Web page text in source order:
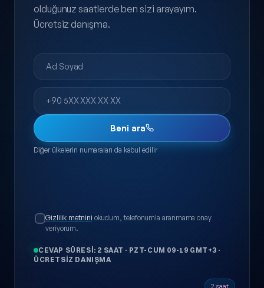
olduğunuz saatlerde ben sizi arayayım.
Ücretsiz danışma.
Ad Soyad
Telefon
Beni ara
Diğer ülkelerin numaraları da kabul edilir
Gizlilik metnini okudum, telefonumla aranmama onay
veriyorum.
CEVAP SÜRESI: 2 SAAT · PZT-CUM 09-19 GMT+3 ·
ÜCRETSIZ DANIŞMA
2 saat